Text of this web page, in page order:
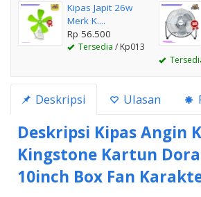
Kipas Japit 26w
Merk K....
Rp 56.500
Tersedia / Kp013
Deskripsi Ulasan
Deskripsi Kipas Angin
Kingstone Kartun
10inch Box Fan